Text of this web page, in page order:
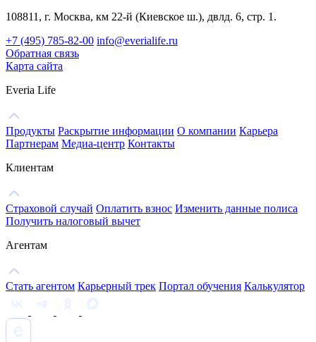
108811, г. Москва, км 22-й (Киевское ш.), двлд. 6, стр. 1.
+7 (495) 785-82-00 info@everialife.ru
Обратная связь
Карта сайта
Everia Life
Продукты Раскрытие информации О компании Карьера
Партнерам Медиа-центр Контакты
Клиентам
Страховой случай Оплатить взнос Изменить данные полиса
Получить налоговый вычет
Агентам
Стать агентом Карьерный трек Портал обучения Калькулятор